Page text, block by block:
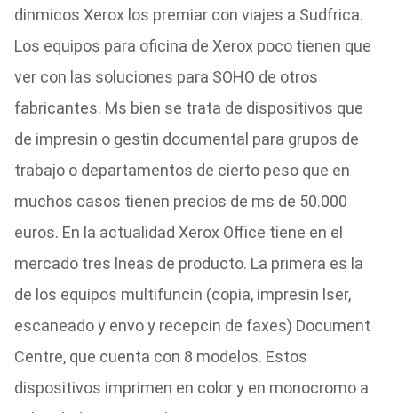
dinmicos Xerox los premiar con viajes a Sudfrica.
Los equipos para oficina de Xerox poco tienen que
ver con las soluciones para SOHO de otros
fabricantes. Ms bien se trata de dispositivos que
de impresin o gestin documental para grupos de
trabajo o departamentos de cierto peso que en
muchos casos tienen precios de ms de 50.000
euros. En la actualidad Xerox Office tiene en el
mercado tres lneas de producto. La primera es la
de los equipos multifuncin (copia, impresin lser,
escaneado y envo y recepcin de faxes) Document
Centre, que cuenta con 8 modelos. Estos
dispositivos imprimen en color y en monocromo a